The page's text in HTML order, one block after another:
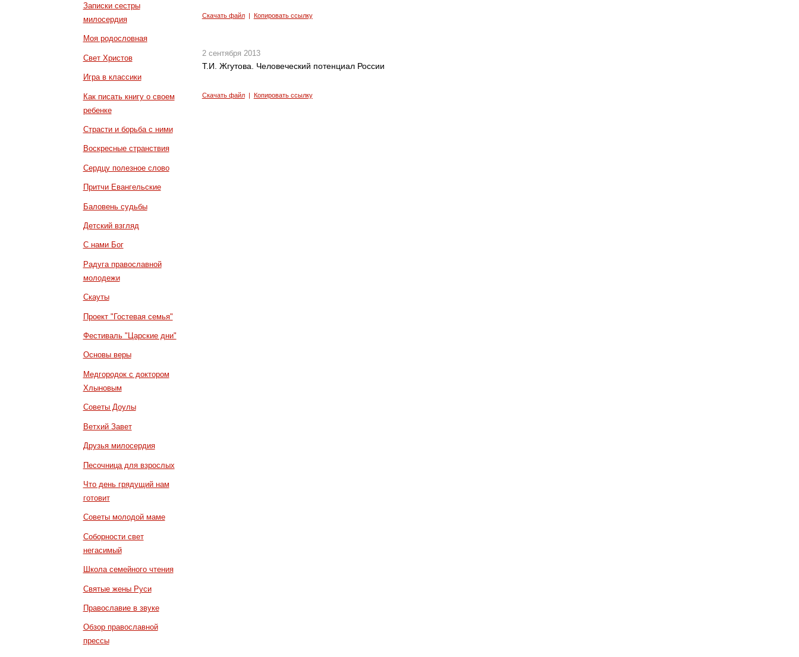
Записки сестры
милосердия
Моя родословная
Свет Христов
Игра в классики
Как писать книгу о своем
ребенке
Страсти и борьба с ними
Воскресные странствия
Сердцу полезное слово
Притчи Евангельские
Баловень судьбы
Детский взгляд
С нами Бог
Радуга православной
молодежи
Скауты
Проект "Гостевая семья"
Фестиваль "Царские дни"
Основы веры
Медгородок с доктором
Хлыновым
Советы Доулы
Ветхий Завет
Друзья милосердия
Песочница для взрослых
Что день грядущий нам
готовит
Советы молодой маме
Соборности свет
негасимый
Школа семейного чтения
Святые жены Руси
Православие в звуке
Обзор православной
прессы
Скачать файл| Копировать ссылку
2 сентября 2013
Т.И. Жгутова. Человеческий потенциал России
Скачать файл| Копировать ссылку